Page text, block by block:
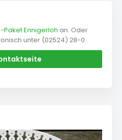
Paket Ennigerloh an. Oder
unter (02524) 28-0.